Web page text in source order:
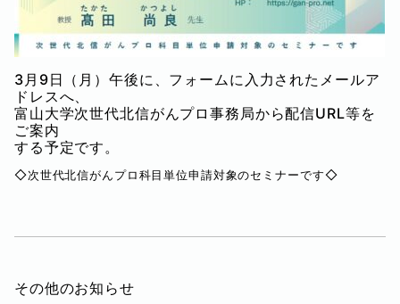
3月9日（月）午後に、フォームに入力されたメールア
ドレスへ、
富山大学次世代北信がんプロ事務局から配信URL等を
ご案内
する予定です。
◇次世代北信がんプロ科目単位申請対象のセミナーです◇
その他のお知らせ